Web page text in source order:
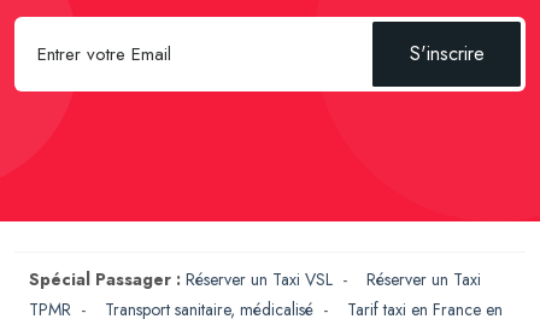
S'inscrire
Spécial Passager : Réserver un Taxi VSL - Réserver un Taxi
TPMR - Transport sanitaire, médicalisé - Tarif taxi en France en